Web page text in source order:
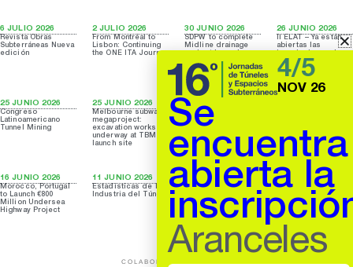
6 JULIO 2026
Revista Obras
Subterráneas Nueva
edición
2 JULIO 2026
From Montréal to
Lisbon: Continuing
the ONE ITA Journey
30 JUNIO 2026
SDPW to complete
Midline drainage
next year
26 JUNIO 2026
II ELAT – Ya están
abiertas las
cupos son
limitados. Sumate
25 JUNIO 2026
Congreso
Latinoamericano
Tunnel Mining
25 JUNIO 2026
Melbourne subway
megaproject:
excavation works
underway at TBM
launch site
23 JUNIO 2026
Tunnelling Works
For $5.58B Of Dubai
Metro Blue Line
Launched
successfully
immersed
16 JUNIO 2026
Morocco, Portugal
to Launch €800
Million Undersea
Highway Project
11 JUNIO 2026
Estadísticas de la
Industria del Túnel
11 JUNIO 2026
MMRDA completes
Orange Gate project
9 JUNIO 2026
TBM removal
begins after
completion of
Sydney Metro West
tunnels
COLABORAN CON AATES
4/5
NOV 26
Se
encuentra
abierta la
Aranceles